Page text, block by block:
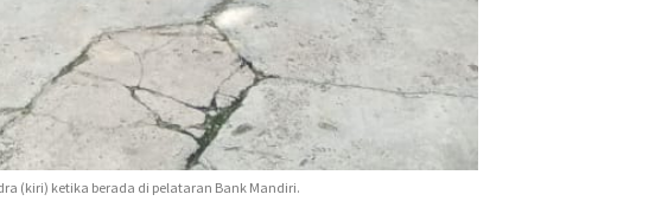
(kiri) ketika berada di pelataran Bank Mandiri.